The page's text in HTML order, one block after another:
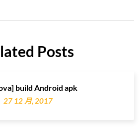
Posts
build Android apk
27 12 月, 2017